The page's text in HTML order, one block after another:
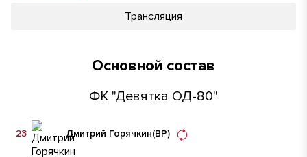
Трансляция
Основной состав
ФК "Девятка ОД-80"
Дмитрий Горячкин(ВР)
23